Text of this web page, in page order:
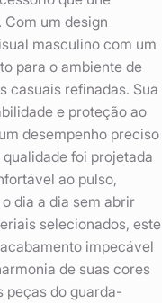
um design
masculino com um
para o ambiente de
casuais refinadas. Sua
e proteção ao
desempenho preciso
foi projetada
ao pulso,
dia a dia sem abrir
selecionados, este
impecável
de suas cores
peças do guarda-